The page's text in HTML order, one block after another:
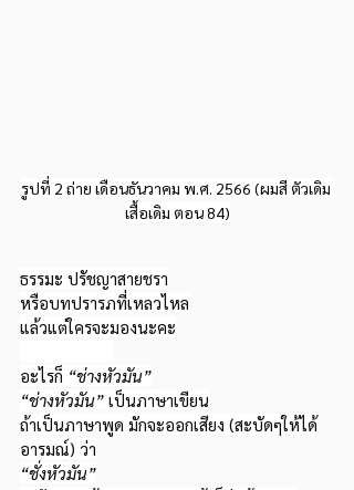
รูปที่ 2 ถ่าย เดือนธันวาคม พ.ศ. 2566 (ผมสี ตัวเดิม
เสื้อเดิม ตอน 84)
ธรรมะ ปรัชญาสายชรา
หรือบทปรารภที่เหลวไหล
แล้วแต่ใครจะมองนะคะ
อะไรก็ “ช่างหัวมัน”
“ช่างหัวมัน” เป็นภาษาเขียน
ถ้าเป็นภาษาพูด มักจะออกเสียง (สะบัดๆให้ได้
อารมณ์) ว่า
“ชั่งหัวมัน”